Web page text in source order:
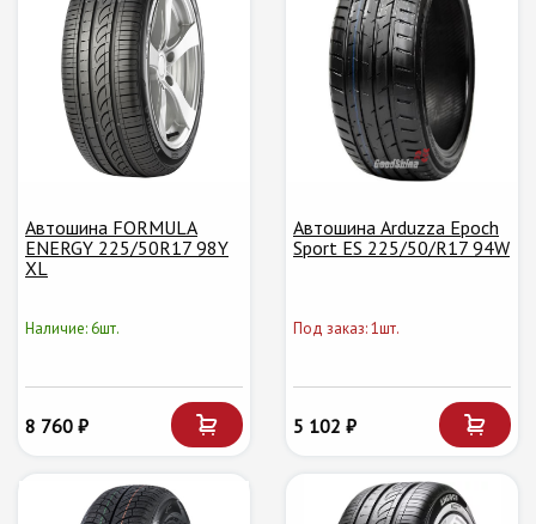
Автошина FORMULA
ENERGY 225/50R17 98Y
XL
Наличие: 6шт.
8 760 ₽
Автошина Arduzza Epoch
Sport ES 225/50/R17 94W
Под заказ: 1шт.
5 102 ₽